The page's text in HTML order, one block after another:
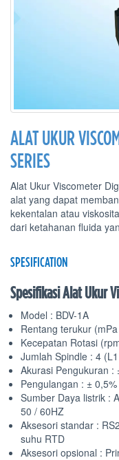
ALAT UKUR
SERIES
Alat Ukur Viscometer
alat yang dapat
kekentalan atau
dari ketahanan fluida
SPESIFICATION
Spesifikasi Alat Ukur
Model : BDV-1A
Rentang terukur
Kecepatan Rotasi
Jumlah
Akurasi Pengukuran
Pengulangan : ±
Sumber Daya listrik :
50 / 60HZ
Aksesori standar :
suhu RTD
Aksesori opsional :